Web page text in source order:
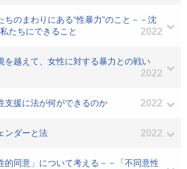
ちのまわりにある“性暴力”のこと－－沈
たちにできること
2022
を越えて、女性に対する暴力との戦い
2022
支援に法が何ができるのか 2022
ンダーと法 2022
的同意」について考える－－「不同意性